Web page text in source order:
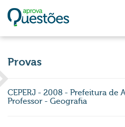
Provas
CEPERJ - 2008 - Prefeitura de
Professor - Geografia